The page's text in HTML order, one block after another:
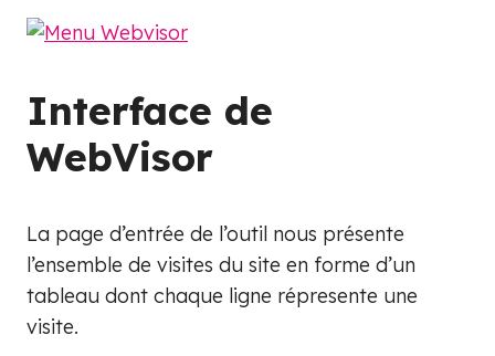
Interface de
WebVisor
La page d’entrée de l’outil nous présente
l’ensemble de visites du site en forme d’un
tableau dont chaque ligne répresente une
visite.